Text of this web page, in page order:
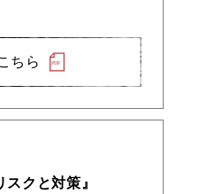
ちら
スクと対策』